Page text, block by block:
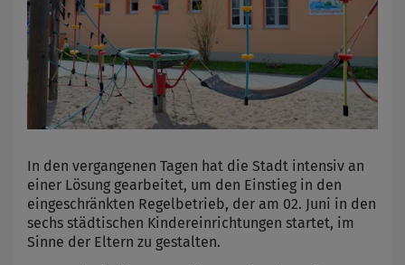
In den vergangenen Tagen hat die Stadt intensiv an
einer Lösung gearbeitet, um den Einstieg in den
eingeschränkten Regelbetrieb, der am 02. Juni in den
sechs städtischen Kindereinrichtungen startet, im
Sinne der Eltern zu gestalten.